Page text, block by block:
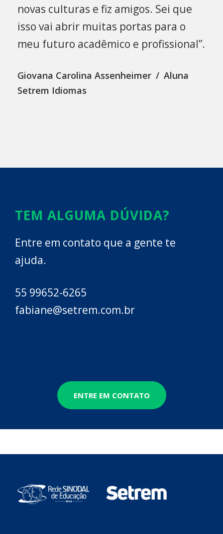
novas culturas e fiz amigos. Sei que
isso vai abrir muitas portas para o
meu futuro acadêmico e profissional”.
Giovana Carolina Assenheimer
Aluna
Setrem Idiomas
TEM ALGUMA DÚVIDA?
Entre em contato que a gente te
ajuda.
55 99652-6265
fabiane@setrem.com.br
ENTRE EM CONTATO